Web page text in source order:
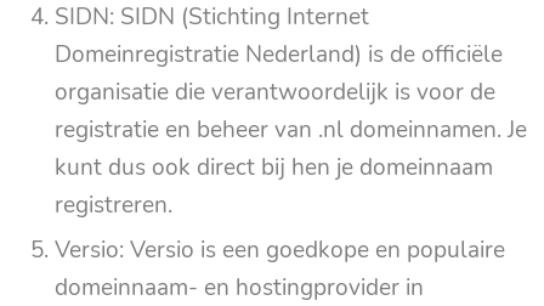
SIDN: SIDN (Stichting Internet
Domeinregistratie Nederland) is de officiële
organisatie die verantwoordelijk is voor de
registratie en beheer van .nl domeinnamen. Je
kunt dus ook direct bij hen je domeinnaam
registreren.
Versio: Versio is een goedkope en populaire
domeinnaam- en hostingprovider in